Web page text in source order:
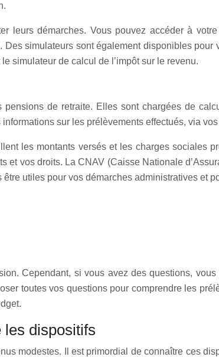
leurs démarches. Vous pouvez accéder à
simulateurs sont également disponibles pour
simulateur de calcul de l’impôt sur le revenu.
de retraite. Elles sont chargées de
sur les prélèvements effectués, via
les montants versés et les charges sociales
vos droits. La CNAV (Caisse Nationale
utiles pour vos démarches administratives et
Cependant, si vous avez des questions,
toutes vos questions pour comprendre les
les dispositifs
modestes. Il est primordial de connaître ces